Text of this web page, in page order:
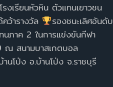
เรียนหัวหิน ตัวแทนเยาวชน
ว้ารางวัล
รองชนะเลิศอันดับ
นภาค 2 ในการแข่งขันกีฬา
ณ สนามบาสเกตบอล
านโป่ง อ.บ้านโป่ง จ.ราชบุรี